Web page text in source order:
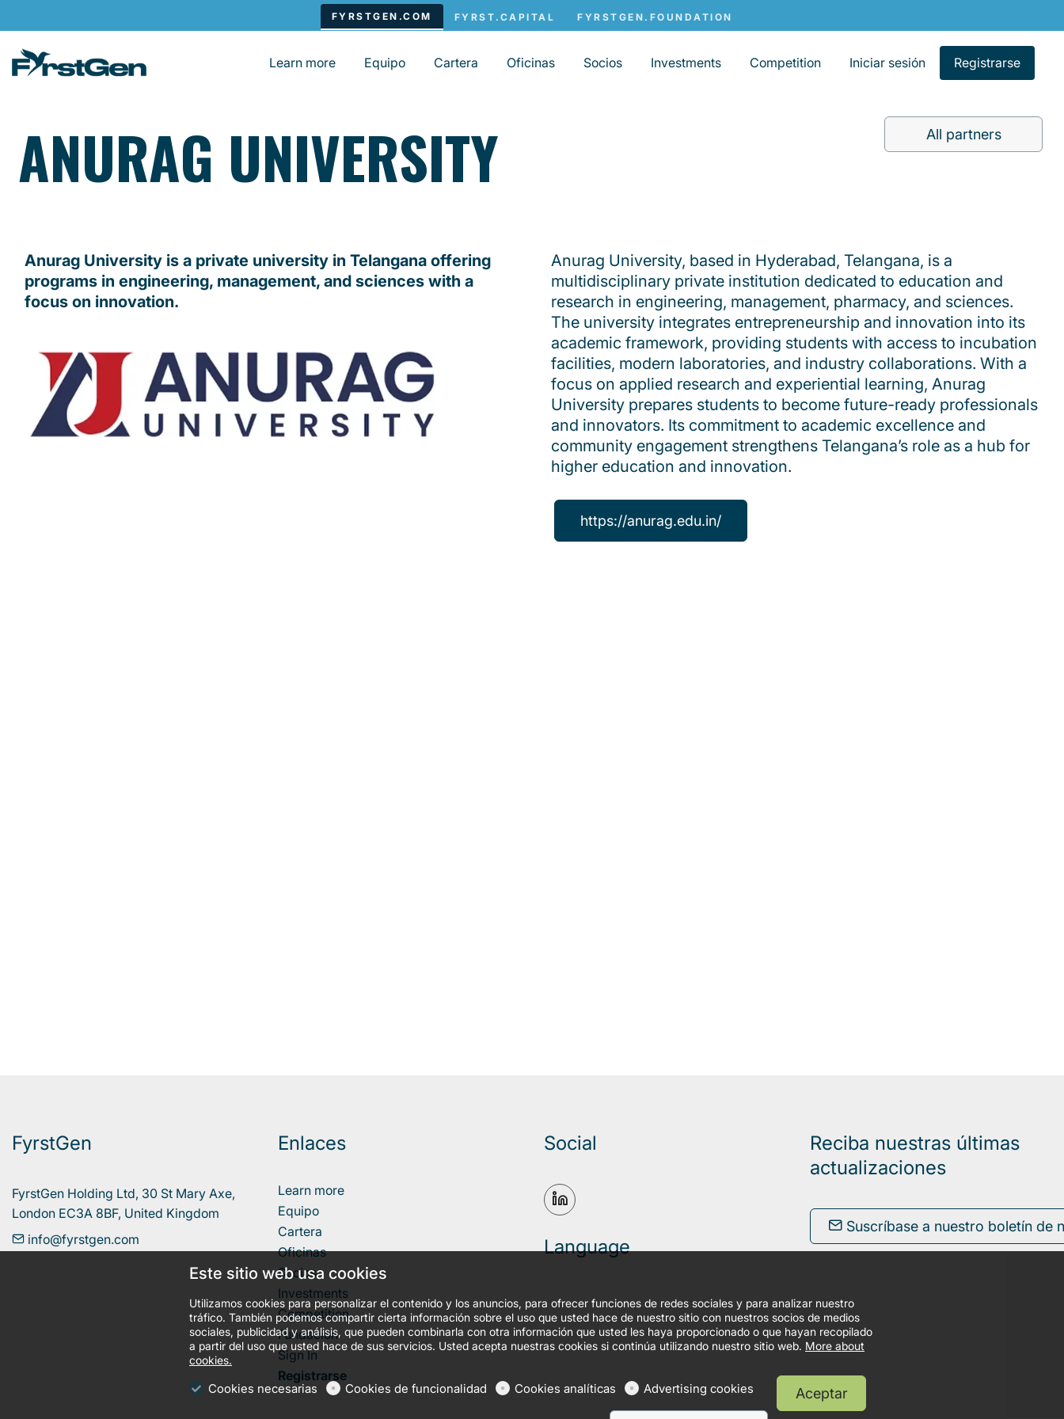
Learn more Equipo Cartera Oficinas Socios Investments Competition Iniciar sesión Registrarse
ANURAG UNIVERSITY All partners
Anurag University is a private university in Telangana offering
programs in engineering, management, and sciences with a
focus on innovation.
Anurag University, based in Hyderabad, Telangana, is a
multidisciplinary private institution dedicated to education and
research in engineering, management, pharmacy, and sciences.
The university integrates entrepreneurship and innovation into its
academic framework, providing students with access to incubation
facilities, modern laboratories, and industry collaborations. With a
focus on applied research and experiential learning, Anurag
University prepares students to become future-ready professionals
and innovators. Its commitment to academic excellence and
community engagement strengthens Telangana’s role as a hub for
higher education and innovation.
https://anurag.edu.in/
FyrstGen
FyrstGen Holding Ltd, 30 St Mary Axe,
London EC3A 8BF, United Kingdom
info@fyrstgen.com
Enlaces
Learn more
Equipo
Cartera
Oficinas
Socios
Investments
Competition
Fundación
Sign In
Registrarse
Social
Language
Reciba nuestras últimas
actualizaciones
Suscríbase a nuestro boletín de
Este sitio web usa cookies
Utilizamos cookies para personalizar el contenido y los anuncios, para ofrecer funciones de redes sociales y para analizar nuestro
tráfico. También podemos compartir cierta información sobre el uso que usted hace de nuestro sitio con nuestros socios de medios
sociales, publicidad y análisis, que pueden combinarla con otra información que usted les haya proporcionado o que hayan recopilado
a partir del uso que usted hace de sus servicios. Usted acepta nuestras cookies si continúa utilizando nuestro sitio web. More about
cookies.
Cookies necesarias Cookies de funcionalidad Cookies analíticas Advertising cookies Aceptar